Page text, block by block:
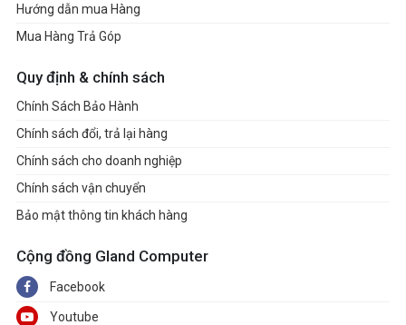
Hướng dẫn mua Hàng
Mua Hàng Trả Góp
Quy định & chính sách
Chính Sách Bảo Hành
Chính sách đổi, trả lại hàng
Chính sách cho doanh nghiệp
Chính sách vận chuyển
Bảo mật thông tin khách hàng
Cộng đồng Gland Computer
Facebook
Youtube